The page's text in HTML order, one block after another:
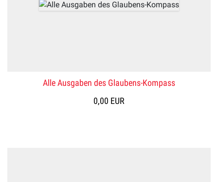
Alle Ausgaben des Glaubens-Kompass
0,00 EUR